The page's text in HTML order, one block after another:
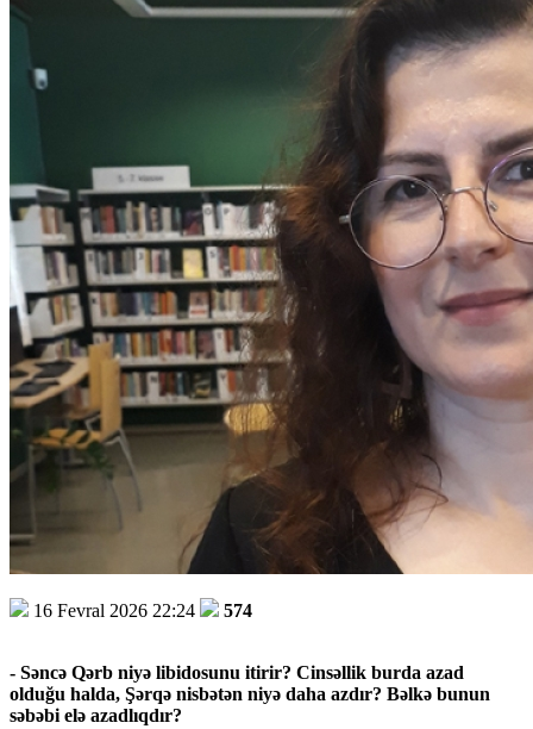
16 Fevral 2026 22:24 574
- Səncə Qərb niyə libidosunu itirir? Cinsəllik burda azad
olduğu halda, Şərqə nisbətən niyə daha azdır? Bəlkə bunun
səbəbi elə azadlıqdır?